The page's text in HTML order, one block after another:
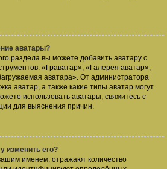
аватары?
раздела вы можете добавить аватару с
«Граватар», «Галерея аватар»,
аватара». От администратора
аватар, а также какие типы аватар могут
использовать аватары, свяжитесь с
для выяснения причин.
изменить его?
именем, отражают количество